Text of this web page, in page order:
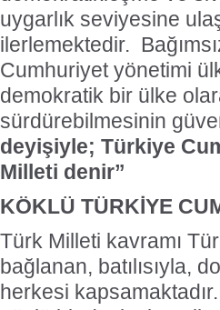
uygarlık seviyesine
ilerlemektedir.
Cumhuriyet yönetimi
demokratik bir ülke
sürdürebilmesinin
deyişiyle; Türkiye
Milleti denir”
KÖKLÜ TÜRKİYE
Türk Milleti kavramı
bağlanan, batılısıyla,
herkesi